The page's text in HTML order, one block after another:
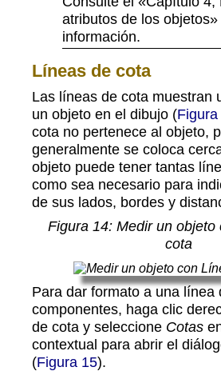
atributos de los
información.
Líneas de cota
Las líneas de cota muestran
un objeto en el dibujo (
cota no pertenece al objeto,
generalmente se coloca
objeto puede tener tantas
como sea necesario para
de sus lados, bordes y
Figura 14: Medir un objeto
cota
Para dar formato a una línea
componentes, haga clic
de cota y seleccione Cotas
contextual para abrir el
(Figura 15).